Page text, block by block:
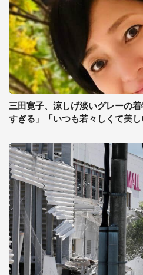
三田寛子、涼しげ淡いグレーの
すぎる」「いつも若々しくて美し